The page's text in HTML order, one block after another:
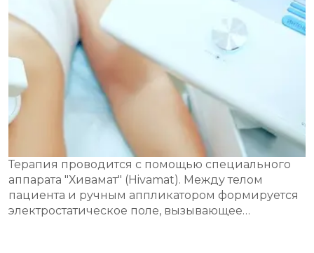
Терапия проводится с помощью специального
аппарата "Хивамат" (Hivamat). Между телом
пациента и ручным аппликатором формируется
электростатическое поле, вызывающее